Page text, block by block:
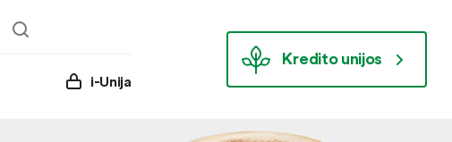
i-Unija
Kredito unijos